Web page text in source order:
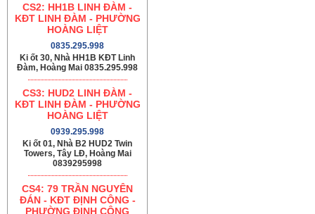
CS2: HH1B LINH ĐÀM -
KĐT LINH ĐÀM - PHƯỜNG
HOÀNG LIỆT
0835.295.998
Ki ốt 30, Nhà HH1B KĐT Linh
Đàm, Hoàng Mai 0835.295.998
CS3: HUD2 LINH ĐÀM -
KĐT LINH ĐÀM - PHƯỜNG
HOÀNG LIỆT
0939.295.998
Ki ốt 01, Nhà B2 HUD2 Twin
Towers, Tây LĐ, Hoàng Mai
0839295998
CS4: 79 TRẦN NGUYÊN
ĐÁN - KĐT ĐỊNH CÔNG -
PHƯỜNG ĐỊNH CÔNG